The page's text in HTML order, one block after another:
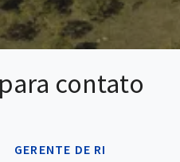
contato
GERENTE DE RI